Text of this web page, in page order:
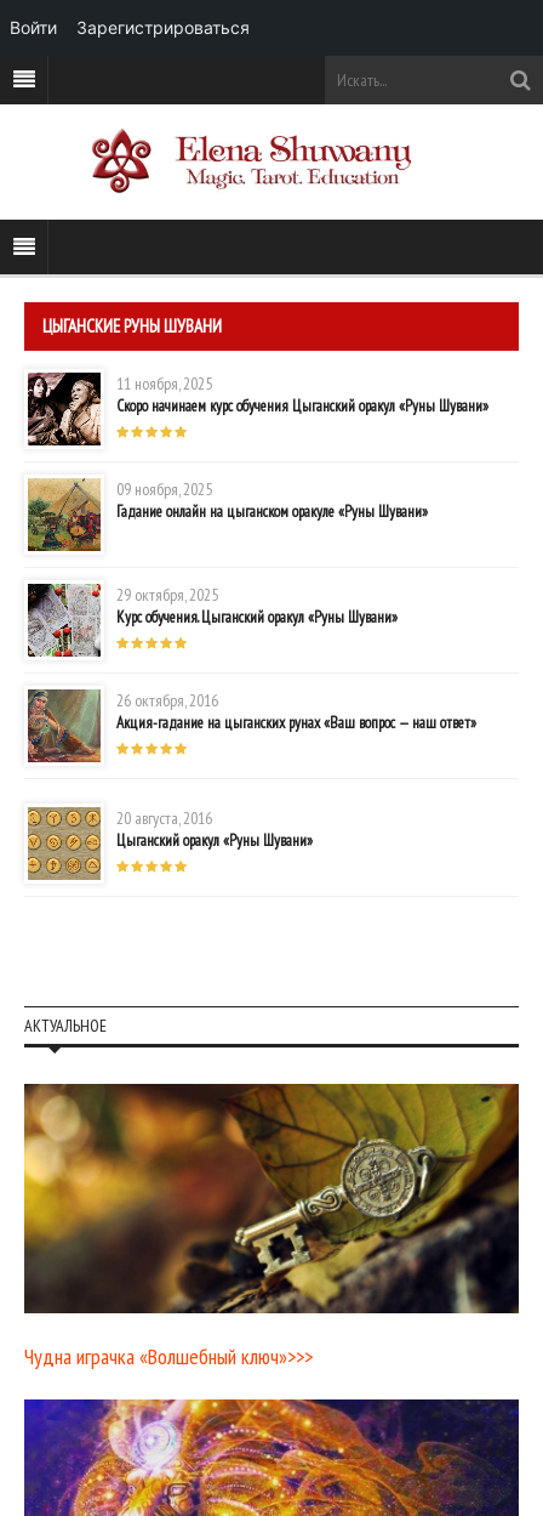
ЦЫГАНСКИЕ РУНЫ ШУВАНИ
11 ноября, 2025
Скоро начинаем курс обучения Цыганский оракул «Руны Шувани»
09 ноября, 2025
Гадание онлайн на цыганском оракуле «Руны Шувани»
29 октября, 2025
Курс обучения. Цыганский оракул «Руны Шувани»
26 октября, 2016
Акция-гадание на цыганских рунах «Ваш вопрос — наш ответ»
20 августа, 2016
Цыганский оракул «Руны Шувани»
АКТУАЛЬНОЕ
Чудна играчка «Волшебный ключ»>>>
Войти Зарегистрироваться